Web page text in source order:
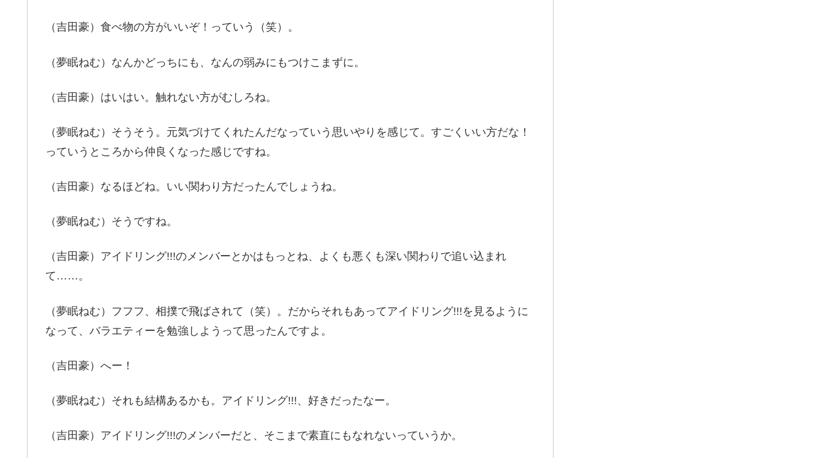
（吉田豪）食べ物の方がいいぞ！っていう（笑）。
（夢眠ねむ）なんかどっちにも、なんの弱みにもつけこまずに。
（吉田豪）はいはい。触れない方がむしろね。
（夢眠ねむ）そうそう。元気づけてくれたんだなっていう思いやりを感じて。すごくいい方だな！
っていうところから仲良くなった感じですね。
（吉田豪）なるほどね。いい関わり方だったんでしょうね。
（夢眠ねむ）そうですね。
（吉田豪）アイドリング!!!のメンバーとかはもっとね、よくも悪くも深い関わりで追い込まれ
て……。
（夢眠ねむ）フフフ、相撲で飛ばされて（笑）。だからそれもあってアイドリング!!!を見るように
なって、バラエティーを勉強しようって思ったんですよ。
（吉田豪）へー！
（夢眠ねむ）それも結構あるかも。アイドリング!!!、好きだったなー。
（吉田豪）アイドリング!!!のメンバーだと、そこまで素直にもなれないっていうか。